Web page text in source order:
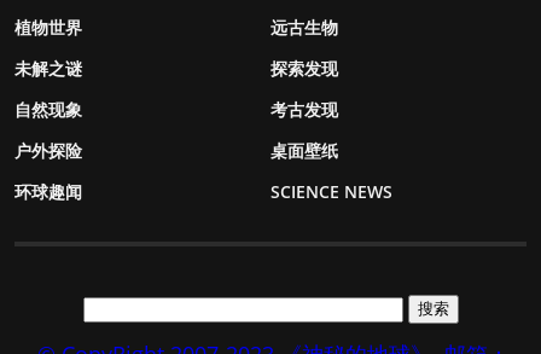
植物世界
远古生物
未解之谜
探索发现
自然现象
考古发现
户外探险
桌面壁纸
环球趣闻
SCIENCE NEWS